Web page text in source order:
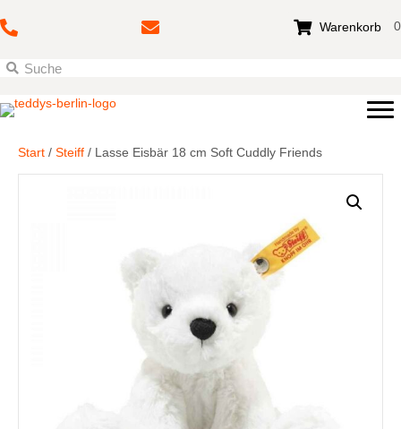
Warenkorb 0
Start / Steiff / Lasse Eisbär 18 cm Soft Cuddly Friends